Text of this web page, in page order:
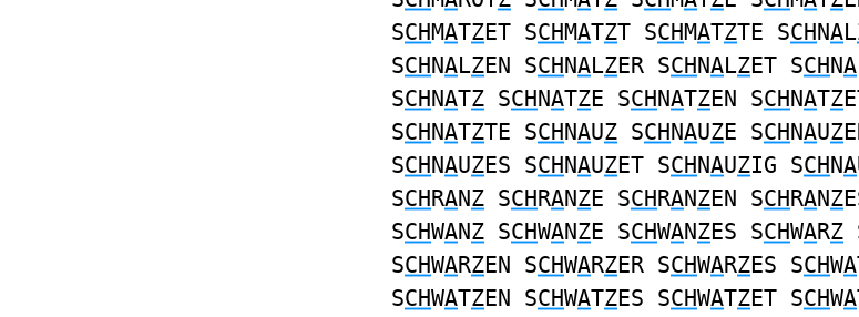
SCHMATZET SCHMATZT SCHMATZTE SCHNAL
SCHNALZEN SCHNALZER SCHNALZET SCHNA
SCHNATZ SCHNATZE SCHNATZEN SCHNATZ
SCHNATZTE SCHNAUZ SCHNAUZE SCHNAUZ
SCHNAUZES SCHNAUZET SCHNAUZIG SCHNA
SCHRANZ SCHRANZE SCHRANZEN SCHRANZ
SCHWANZ SCHWANZE SCHWANZES SCHWARZ
SCHWARZEN SCHWARZER SCHWARZES SCHWA
SCHWATZEN SCHWATZES SCHWATZET SCHWA